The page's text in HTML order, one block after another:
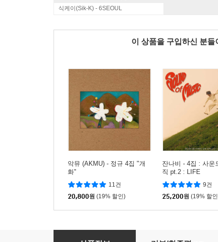
식케이(Sik-K) - 6SEOUL
이 상품을 구입하신 분
악뮤 (AKMU) - 정규 4집 "개
화"
11건
20,800원 (19% 할인)
잔나비 - 4집 : 사운
직 pt.2 : LIFE
9건
25,200원 (19% 할
유영현 - BEST COLLECTION